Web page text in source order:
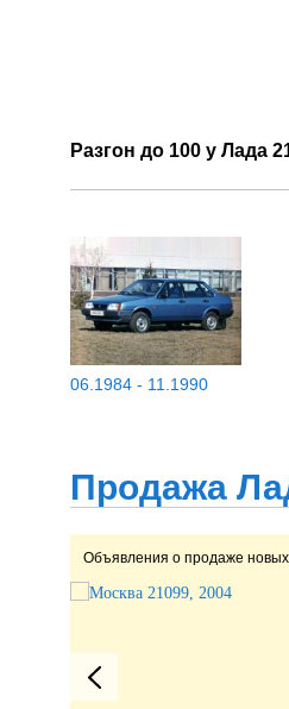
Разгон до 100 у Лада
06.1984 - 11.1990
Продажа
Объявления о продаже новых